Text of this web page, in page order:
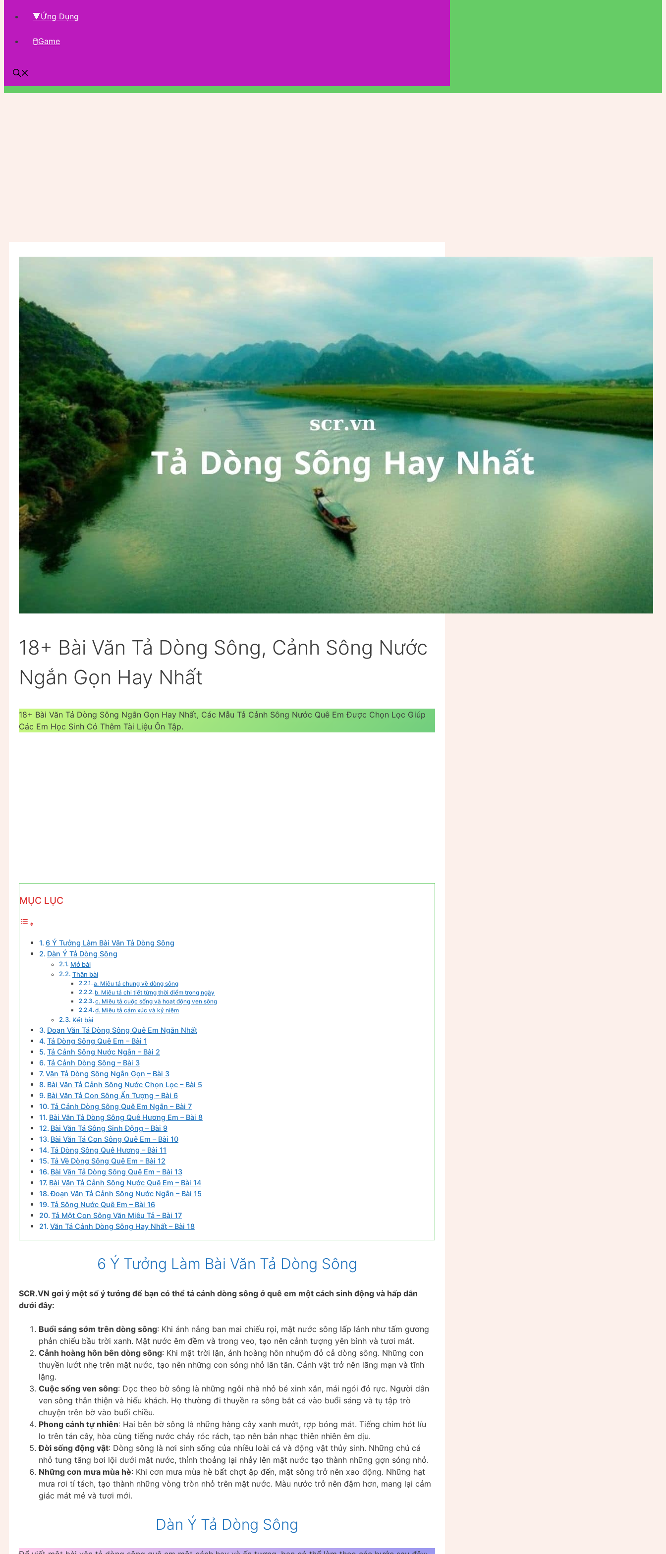
🔻Ứng Dụng
🖱Game
18+ Bài Văn Tả Dòng Sông, Cảnh Sông Nước
Ngắn Gọn Hay Nhất
18+ Bài Văn Tả Dòng Sông Ngắn Gọn Hay Nhất, Các Mẫu Tả Cảnh Sông Nước Quê Em Được Chọn Lọc Giúp
Các Em Học Sinh Có Thêm Tài Liệu Ôn Tập.
MỤC LỤC
6 Ý Tưởng Làm Bài Văn Tả Dòng Sông
Dàn Ý Tả Dòng Sông
Mở bài
Thân bài
a. Miêu tả chung về dòng sông
b. Miêu tả chi tiết từng thời điểm trong ngày
c. Miêu tả cuộc sống và hoạt động ven sông
d. Miêu tả cảm xúc và kỷ niệm
Kết bài
Đoạn Văn Tả Dòng Sông Quê Em Ngắn Nhất
Tả Dòng Sông Quê Em – Bài 1
Tả Cảnh Sông Nước Ngắn – Bài 2
Tả Cảnh Dòng Sông – Bài 3
Văn Tả Dòng Sông Ngắn Gọn – Bài 3
Bài Văn Tả Cảnh Sông Nước Chọn Lọc – Bài 5
Bài Văn Tả Con Sông Ấn Tượng – Bài 6
Tả Cảnh Dòng Sông Quê Em Ngắn – Bài 7
Bài Văn Tả Dòng Sông Quê Hương Em – Bài 8
Bài Văn Tả Sông Sinh Động – Bài 9
Bài Văn Tả Con Sông Quê Em – Bài 10
Tả Dòng Sông Quê Hương – Bài 11
Tả Về Dòng Sông Quê Em – Bài 12
Bài Văn Tả Dòng Sông Quê Em – Bài 13
Bài Văn Tả Cảnh Sông Nước Quê Em – Bài 14
Đoạn Văn Tả Cảnh Sông Nước Ngắn – Bài 15
Tả Sông Nước Quê Em – Bài 16
Tả Một Con Sông Văn Miêu Tả – Bài 17
Văn Tả Cảnh Dòng Sông Hay Nhất – Bài 18
6 Ý Tưởng Làm Bài Văn Tả Dòng Sông
SCR.VN gơi ý một số ý tưởng để bạn có thể tả cảnh dòng sông ở quê em một cách sinh động và hấp dẫn
dưới đây:
Buổi sáng sớm trên dòng sông: Khi ánh nắng ban mai chiếu rọi, mặt nước sông lấp lánh như tấm gương
phản chiếu bầu trời xanh. Mặt nước êm đềm và trong veo, tạo nên cảnh tượng yên bình và tươi mát.
Cảnh hoàng hôn bên dòng sông: Khi mặt trời lặn, ánh hoàng hôn nhuộm đỏ cả dòng sông. Những con
thuyền lướt nhẹ trên mặt nước, tạo nên những con sóng nhỏ lăn tăn. Cảnh vật trở nên lãng mạn và tĩnh
lặng.
Cuộc sống ven sông: Dọc theo bờ sông là những ngôi nhà nhỏ bé xinh xắn, mái ngói đỏ rực. Người dân
ven sông thân thiện và hiếu khách. Họ thường đi thuyền ra sông bắt cá vào buổi sáng và tụ tập trò
chuyện trên bờ vào buổi chiều.
Phong cảnh tự nhiên: Hai bên bờ sông là những hàng cây xanh mướt, rợp bóng mát. Tiếng chim hót líu
lo trên tán cây, hòa cùng tiếng nước chảy róc rách, tạo nên bản nhạc thiên nhiên êm dịu.
Đời sống động vật: Dòng sông là nơi sinh sống của nhiều loài cá và động vật thủy sinh. Những chú cá
nhỏ tung tăng bơi lội dưới mặt nước, thỉnh thoảng lại nhảy lên mặt nước tạo thành những gợn sóng nhỏ.
Những cơn mưa mùa hè: Khi cơn mưa mùa hè bất chợt ập đến, mặt sông trở nên xao động. Những hạt
mưa rơi tí tách, tạo thành những vòng tròn nhỏ trên mặt nước. Màu nước trở nên đậm hơn, mang lại cảm
giác mát mẻ và tươi mới.
Dàn Ý Tả Dòng Sông